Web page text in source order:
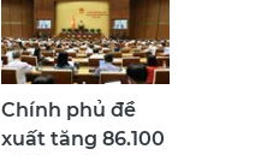
Chính phủ đề
xuất tăng 86.100